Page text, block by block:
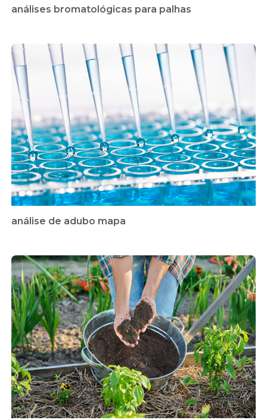
análises bromatológicas para palhas
análise de adubo mapa